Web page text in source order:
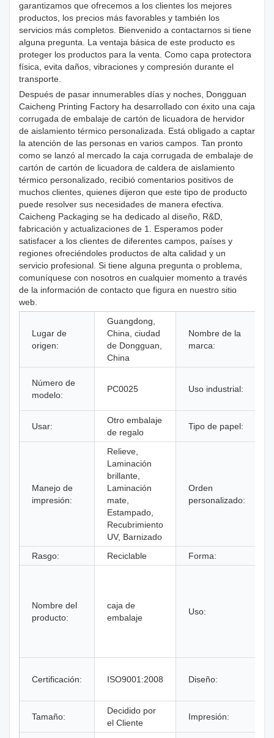
garantizamos que ofrecemos a los clientes los mejores
productos, los precios más favorables y también los
servicios más completos. Bienvenido a contactarnos si tiene
alguna pregunta. La ventaja básica de este producto es
proteger los productos para la venta. Como capa protectora
física, evita daños, vibraciones y compresión durante el
transporte.
Después de pasar innumerables días y noches, Dongguan
Caicheng Printing Factory ha desarrollado con éxito una caja
corrugada de embalaje de cartón de licuadora de hervidor
de aislamiento térmico personalizada. Está obligado a captar
la atención de las personas en varios campos. Tan pronto
como se lanzó al mercado la caja corrugada de embalaje de
cartón de cartón de licuadora de caldera de aislamiento
térmico personalizado, recibió comentarios positivos de
muchos clientes, quienes dijeron que este tipo de producto
puede resolver sus necesidades de manera efectiva.
Caicheng Packaging se ha dedicado al diseño, R&D,
fabricación y actualizaciones de 1. Esperamos poder
satisfacer a los clientes de diferentes campos, países y
regiones ofreciéndoles productos de alta calidad y un
servicio profesional. Si tiene alguna pregunta o problema,
comuníquese con nosotros en cualquier momento a través
de la información de contacto que figura en nuestro sitio
web.
Lugar de
origen:
Guangdong,
China, ciudad
de Dongguan,
China
Nombre de la
marca:
Número de
modelo:
PC0025 Uso industrial:
Usar:
Otro embalaje
de regalo
Tipo de papel:
Manejo de
impresión:
Relieve,
Laminación
brillante,
Laminación
mate,
Estampado,
Recubrimiento
UV, Barnizado
Orden
personalizado:
Rasgo: Reciclable Forma:
Nombre del
producto:
caja de
embalaje
Uso:
Certificación: ISO9001:2008 Diseño:
Tamaño:
Decidido por
el Cliente
Impresión: